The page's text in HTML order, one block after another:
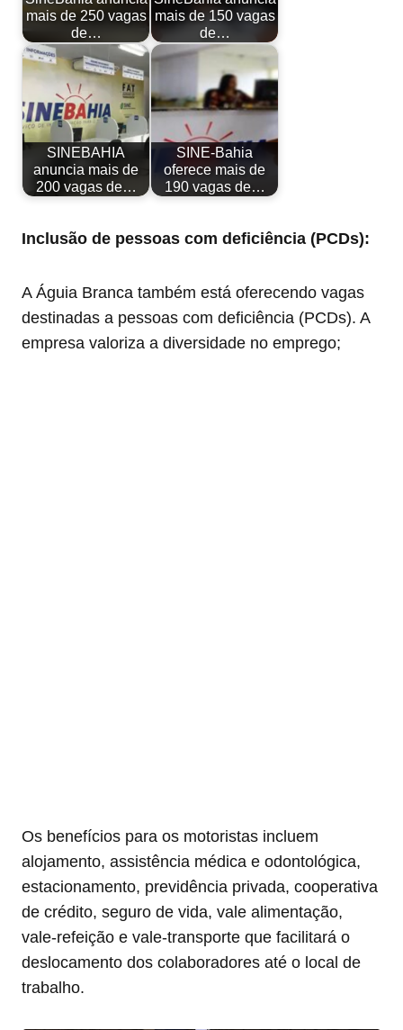
mais de 250 vagas
de…
mais de 150 vagas
de…
SINEBAHIA
anuncia mais de
200 vagas de…
SINE-Bahia
oferece mais de
190 vagas de…
Inclusão de pessoas com deficiência (PCDs):
A Águia Branca também está oferecendo vagas
destinadas a pessoas com deficiência (PCDs). A
empresa valoriza a diversidade no emprego;
Os benefícios para os motoristas incluem
alojamento, assistência médica e odontológica,
estacionamento, previdência privada, cooperativa
de crédito, seguro de vida, vale alimentação,
vale-refeição e vale-transporte que facilitará o
deslocamento dos colaboradores até o local de
trabalho.